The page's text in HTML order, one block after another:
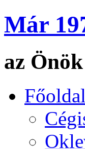
Már
az
Főoldal